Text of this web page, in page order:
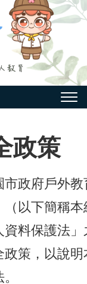
選
政策
政府戶外教
（以下簡稱本
料保護法」
策，以說明